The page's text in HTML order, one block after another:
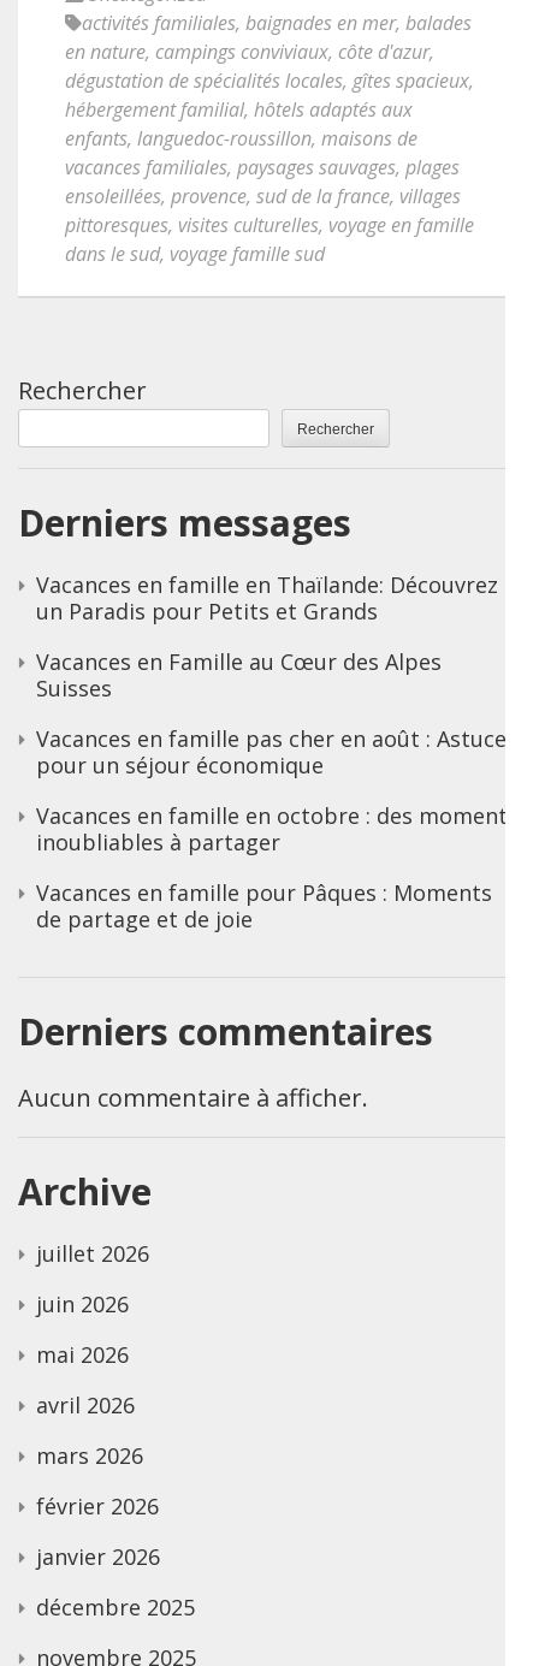
activités familiales, baignades en mer, balades
en nature, campings conviviaux, côte d'azur,
dégustation de spécialités locales, gîtes spacieux,
hébergement familial, hôtels adaptés aux
enfants, languedoc-roussillon, maisons de
vacances familiales, paysages sauvages, plages
ensoleillées, provence, sud de la france, villages
pittoresques, visites culturelles, voyage en famille
dans le sud, voyage famille sud
Rechercher
Rechercher
Derniers messages
Vacances en famille en Thaïlande: Découvrez
un Paradis pour Petits et Grands
Vacances en Famille au Cœur des Alpes
Suisses
Vacances en famille pas cher en août : Astuces
pour un séjour économique
Vacances en famille en octobre : des moments
inoubliables à partager
Vacances en famille pour Pâques : Moments
de partage et de joie
Derniers commentaires
Aucun commentaire à afficher.
Archive
juillet 2026
juin 2026
mai 2026
avril 2026
mars 2026
février 2026
janvier 2026
décembre 2025
novembre 2025